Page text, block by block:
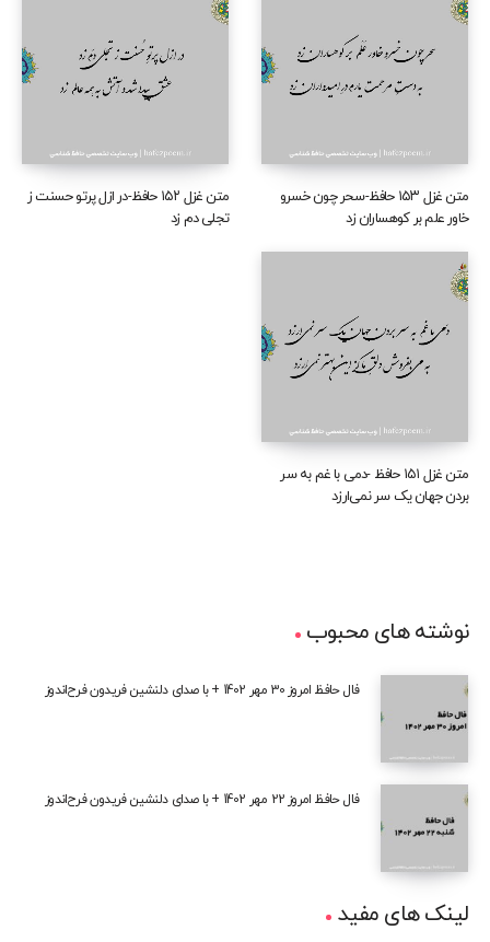
متن غزل ۱۵۳ حافظ-سحر چون خسرو
خاور علم بر کوهساران زد
متن غزل ۱۵۲ حافظ-در ازل پرتو حسنت ز
تجلی دم زد
متن غزل ۱۵۱ حافظ -دمی با غم به سر
بردن جهان یک سر نمی‌ارزد
نوشته های محبوب
فال حافظ امروز 30 مهر 1402 + با صدای دلنشین فریدون فرح‌اندوز
فال حافظ امروز 22 مهر 1402 + با صدای دلنشین فریدون فرح‌اندوز
لینک های مفید